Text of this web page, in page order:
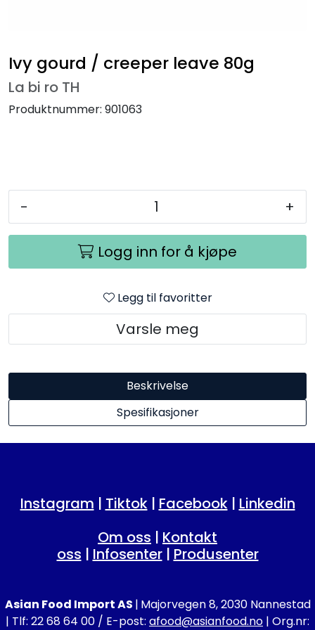
Ivy gourd / creeper leave 80g
La bi ro TH
Produktnummer: 901063
- +
Logg inn for å kjøpe
Legg til favoritter
Varsle meg
Beskrivelse
Spesifikasjoner
Instagram | Tiktok| Facebook| Linkedin
Om oss | Kontakt
oss | Infosenter| Produsenter
Asian Food Import AS | Majorvegen 8, 2030 Nannestad
| Tlf: 22 68 64 00 / E-post: afood@asianfood.no | Org.nr: